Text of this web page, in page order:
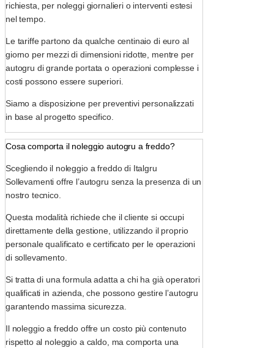
richiesta, per noleggi giornalieri o interventi estesi
nel tempo.
Le tariffe partono da qualche centinaio di euro al
giorno per mezzi di dimensioni ridotte, mentre per
autogru di grande portata o operazioni complesse i
costi possono essere superiori.
Siamo a disposizione per preventivi personalizzati
in base al progetto specifico.
Cosa comporta il noleggio autogru a freddo?
Scegliendo il noleggio a freddo di Italgru
Sollevamenti offre l’autogru senza la presenza di un
nostro tecnico.
Questa modalità richiede che il cliente si occupi
direttamente della gestione, utilizzando il proprio
personale qualificato e certificato per le operazioni
di sollevamento.
Si tratta di una formula adatta a chi ha già operatori
qualificati in azienda, che possono gestire l’autogru
garantendo massima sicurezza.
Il noleggio a freddo offre un costo più contenuto
rispetto al noleggio a caldo, ma comporta una